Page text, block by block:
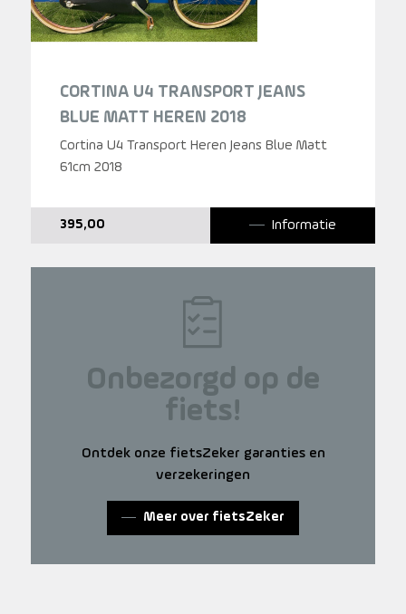
CORTINA U4 TRANSPORT JEANS
BLUE MATT HEREN 2018
Cortina U4 Transport Heren Jeans Blue Matt
61cm 2018
395,00 Informatie
Onbezorgd op de
fiets!
Ontdek onze fietsZeker garanties en
verzekeringen
Meer over fietsZeker